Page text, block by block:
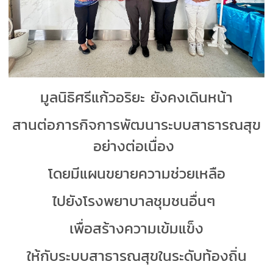
มูลนิธิศรีแก้วอริยะ ยังคงเดินหน้า
สานต่อภารกิจการพัฒนาระบบสาธารณสุข
อย่างต่อเนื่อง
โดยมีแผนขยายความช่วยเหลือ
ไปยังโรงพยาบาลชุมชนอื่นๆ
เพื่อสร้างความเข้มแข็ง
ให้กับระบบสาธารณสุขในระดับท้องถิ่น